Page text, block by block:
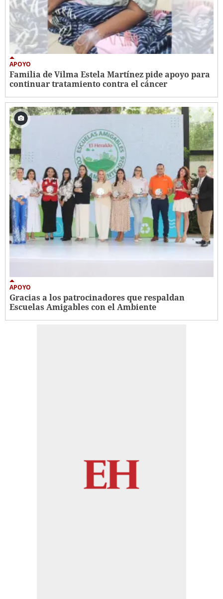
APOYO
Familia de Vilma Estela Martínez pide apoyo para
continuar tratamiento contra el cáncer
APOYO
Gracias a los patrocinadores que respaldan
Escuelas Amigables con el Ambiente